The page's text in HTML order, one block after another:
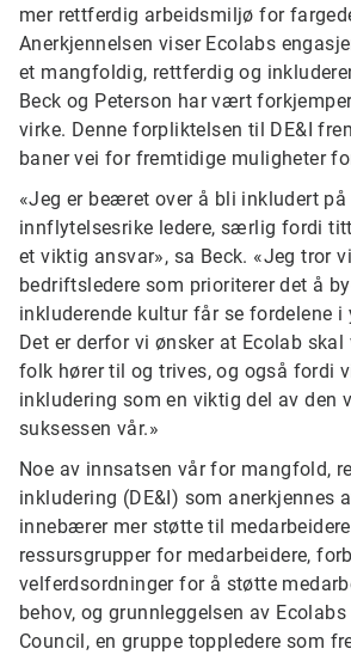
mer rettferdig arbeidsmiljø for
Anerkjennelsen viser Ecolabs
et mangfoldig, rettferdig og
Beck og Peterson har vært
virke. Denne forpliktelsen til DE&I
baner vei for fremtidige muligheter
«Jeg er beæret over å bli inkludert
innflytelsesrike ledere, særlig fordi
et viktig ansvar», sa Beck. «Jeg tror
bedriftsledere som prioriterer det å
inkluderende kultur får se fordelene i
Det er derfor vi ønsker at Ecolab
folk hører til og trives, og også fordi
inkludering som en viktig del av den
suksessen vår.»
Noe av innsatsen vår for mangfold,
inkludering (DE&I) som anerkjennes
innebærer mer støtte til
ressursgrupper for medarbeidere,
velferdsordninger for å støtte
behov, og grunnleggelsen av Ecolabs
Council, en gruppe toppledere som